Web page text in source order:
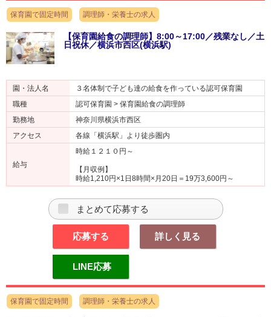
保育園で固定時間 調理師・栄養士の求人
【保育園給食の調理師】8:00～17:00／残業なし／土
日祝休／横浜市西区(横浜駅)
園・法人名
３名体制で子ども達の給食を作っている認可保育園
職種
認可保育園 > 保育園給食の調理師
勤務地
神奈川県横浜市西区
アクセス
各線「横浜駅」より徒歩圏内
給与
時給１２１０円～
【月収例】
時給1,210円×1日8時間×月20日＝19万3,600円～
まとめて応募する
応募する 詳しく見る
LINE応募
保育園で固定時間 調理師・栄養士の求人